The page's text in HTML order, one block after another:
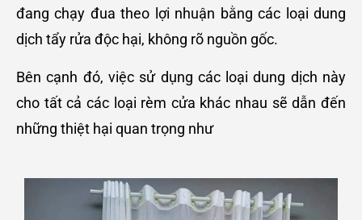
đang chạy đua theo lợi nhuận bằng các loại dung
dịch tẩy rửa độc hại, không rõ nguồn gốc.
Bên cạnh đó, việc sử dụng các loại dung dịch này
cho tất cả các loại rèm cửa khác nhau sẽ dẫn đến
những thiệt hại quan trọng như